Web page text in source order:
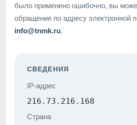
было применено ошибочно, вы
обращение по адресу электронной
info@tnmk.ru.
СВЕДЕНИЯ
IP-адрес
216.73.216.168
Страна